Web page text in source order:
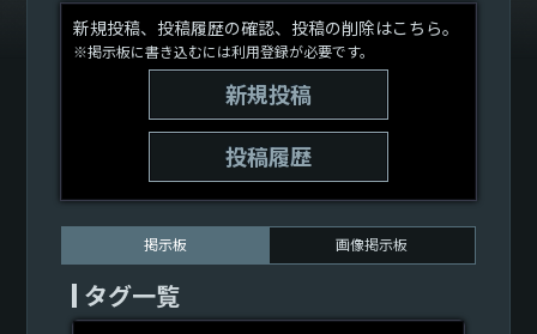
新規投稿、投稿履歴の確認、投稿の削除はこちら。
※掲示板に書き込むには利用登録が必要です。
新規投稿
投稿履歴
掲示板 画像掲示板
タグ一覧